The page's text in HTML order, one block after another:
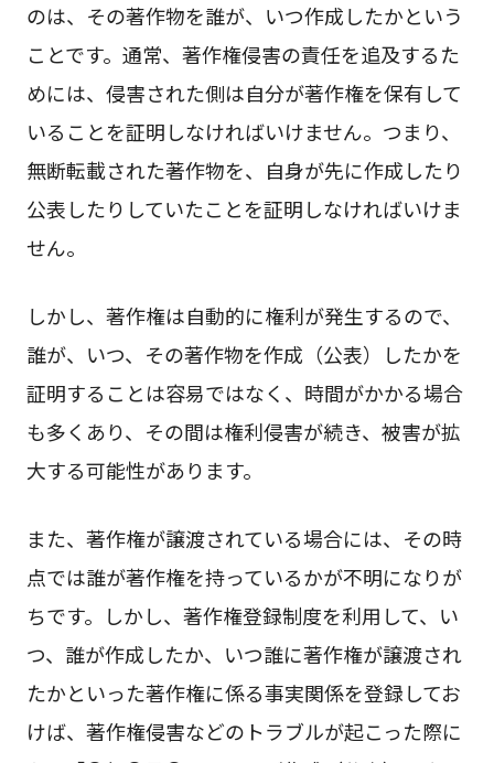
のは、その著作物を誰が、いつ作成したかという
ことです。通常、著作権侵害の責任を追及するた
めには、侵害された側は自分が著作権を保有して
いることを証明しなければいけません。つまり、
無断転載された著作物を、自身が先に作成したり
公表したりしていたことを証明しなければいけま
せん。
しかし、著作権は自動的に権利が発生するので、
誰が、いつ、その著作物を作成（公表）したかを
証明することは容易ではなく、時間がかかる場合
も多くあり、その間は権利侵害が続き、被害が拡
大する可能性があります。
また、著作権が譲渡されている場合には、その時
点では誰が著作権を持っているかが不明になりが
ちです。しかし、著作権登録制度を利用して、い
つ、誰が作成したか、いつ誰に著作権が譲渡され
たかといった著作権に係る事実関係を登録してお
けば、著作権侵害などのトラブルが起こった際に